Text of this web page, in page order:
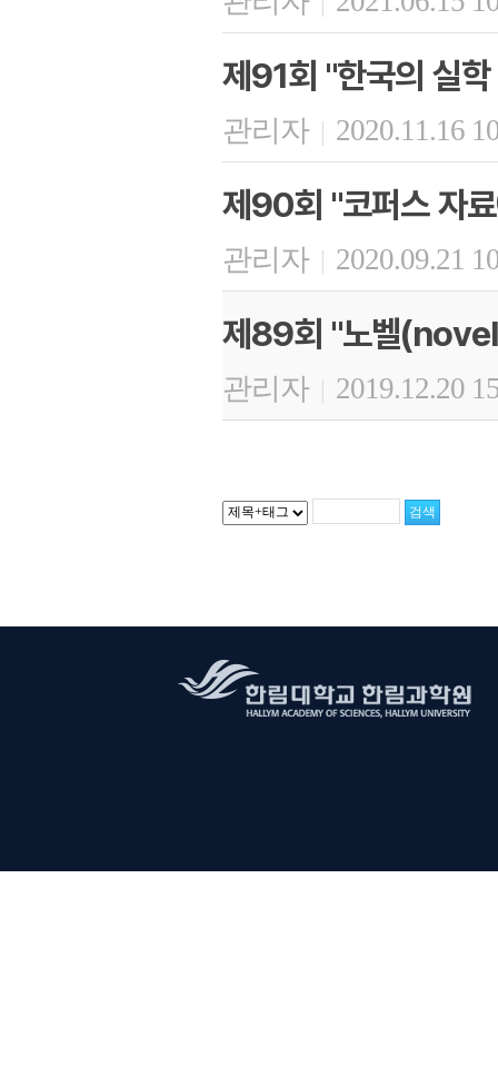
제91회 "한국의 실
관리자 | 2020.11.16
제90회 "코퍼스 자
관리자 | 2020.09.21
제89회 "노벨
관리자 | 2019.12.20